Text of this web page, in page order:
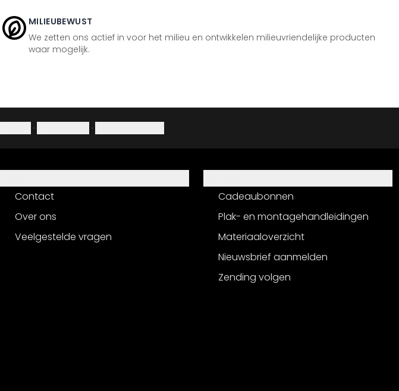
MILIEUBEWUST
We zetten ons actief in voor het milieu en ontwikkelen milieuvriendelijke producten
waar mogelijk.
· ·
Contact
Over ons
Veelgestelde vragen
Cadeaubonnen
Plak- en montagehandleidingen
Materiaaloverzicht
Nieuwsbrief aanmelden
Zending volgen